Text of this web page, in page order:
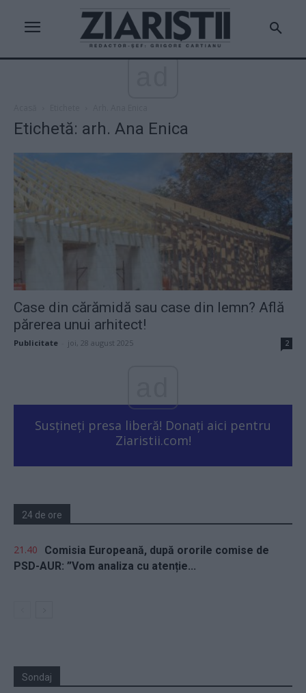
Etichetă: arh. Ana Enica
Case din cărămidă sau case din lemn? Află
părerea unui arhitect!
Publicitate joi, 28 august 2025 2
Susțineți presa liberă! Donați aici pentru
Ziaristii.com!
24 de ore
21.40
Comisia Europeană, după ororile comise de
PSD-AUR: ”Vom analiza cu atenție...
Sondaj